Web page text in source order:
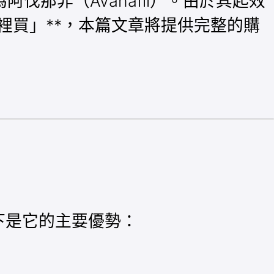
買」**，本篇文章將提供完整的購
它的主要優勢：